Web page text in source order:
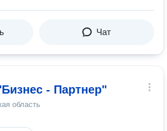
Чат
- Партнер"
область